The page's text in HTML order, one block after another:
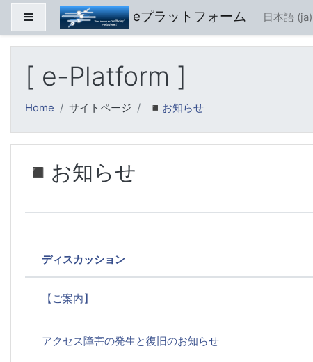
メインコンテンツへスキップする
サイドパネル eプラットフォーム 日本語 ‎(ja)‎
[ e-Platform ]
Home サイトページ ◾️お知らせ
◾️お知らせ
ディスカッション一覧です。12 /
ステータス
ディスカッション
【ご案内】
アクセス障害の発生と復旧のお知らせ